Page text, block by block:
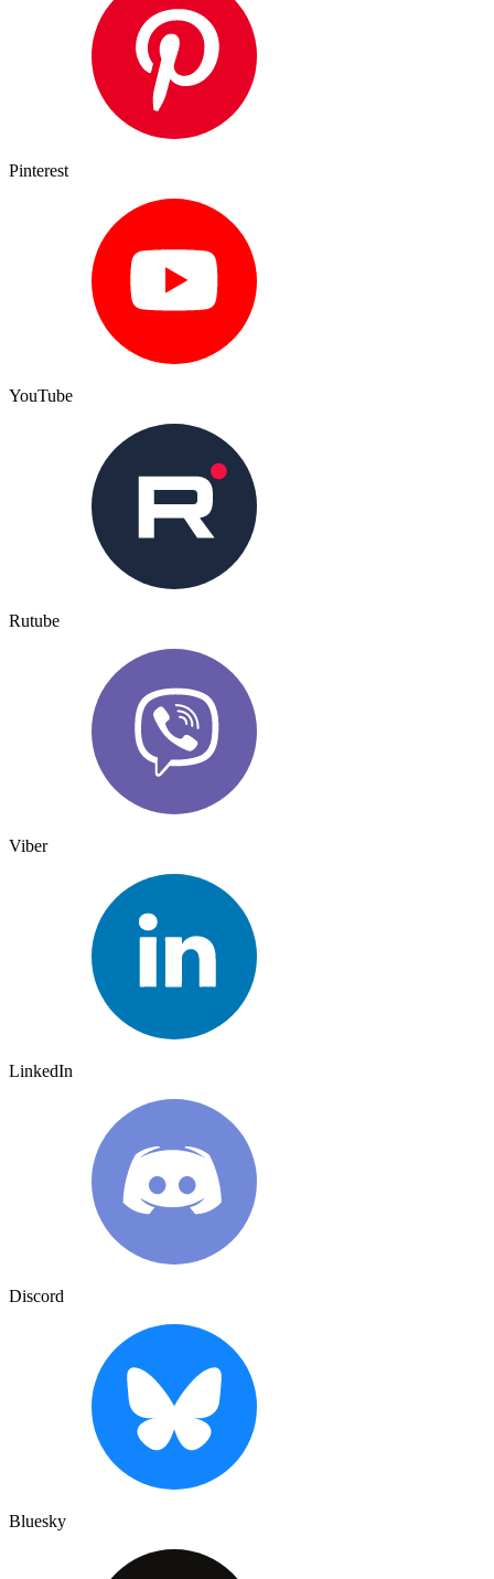
Pinterest
YouTube
Rutube
Viber
LinkedIn
Discord
Bluesky